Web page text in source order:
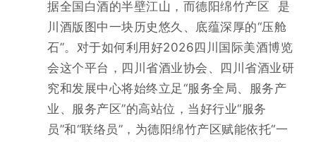
据全国白酒的半壁江山，而德阳绵竹产区
是
川酒版图中一块历史悠久、底蕴深厚的“压舱
石”。对于如何利用好2026四川国际美酒博览
会这个平台， 四川省酒业协会、四川省酒业研
究和发展中心将始终立足“服务全局、服务产
业、服务产区”的高站位，当好行业“服务
员”和“联络员”，为德阳绵竹产区赋能依托“一